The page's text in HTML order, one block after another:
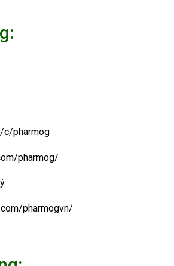
c/pharmog
pharmog/
pharmogvn/